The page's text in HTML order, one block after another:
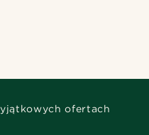
ofertach